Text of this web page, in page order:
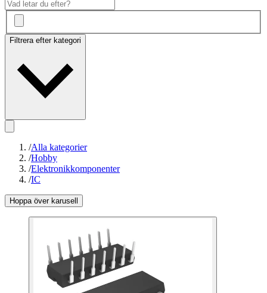
Filtrera efter kategori
/Alla kategorier
/Hobby
/Elektronikkomponenter
/IC
Hoppa över karusell